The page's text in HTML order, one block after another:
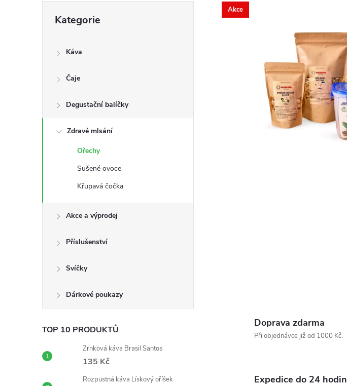
r
e
kategorie
Kategorie
Káva
Čaje
Degustační balíčky
Zdravé mlsání
Ořechy
Sušené ovoce
Křupavá čočka
Akce a výprodej
Příslušenství
Svíčky
Dárkové poukazy
TOP 10 PRODUKTŮ
Zrnková káva Brasil Santos
135 Kč
Rozpustná káva Lískový oříšek
Akce
Doprava zdarma
Při objednávce již od 1000 Kč.
Expedice do 24 hodin